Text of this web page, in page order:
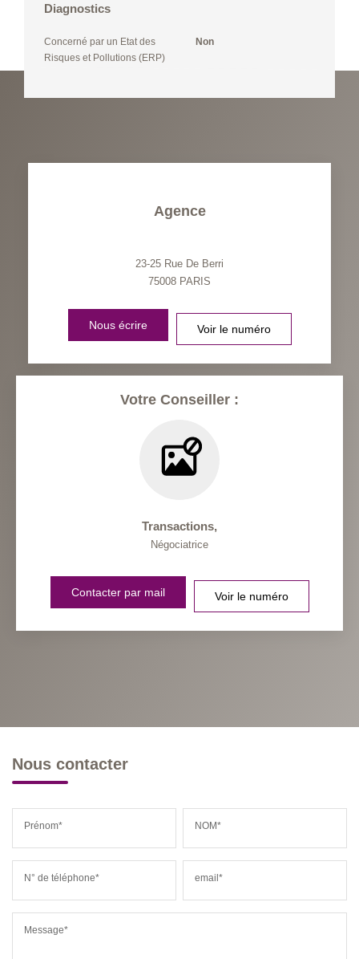
Diagnostics
Concerné par un Etat des
Risques et Pollutions (ERP)
Non
Agence
23-25 Rue De Berri
75008 PARIS
Nous écrire Voir le numéro
Votre Conseiller :
Transactions,
Négociatrice
Contacter par mail Voir le numéro
Nous contacter
Prénom* NOM*
N° de téléphone* email*
Message*